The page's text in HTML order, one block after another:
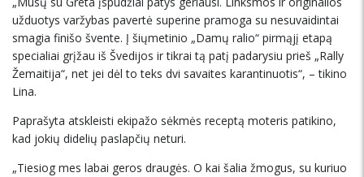
užduotys varžybas pavertė superine pramoga su nesuvaidintai
smagia finišo švente. Į šiųmetinio „Damų ralio“ pirmąjį etapą
specialiai grįžau iš Švedijos ir tikrai tą patį padarysiu prieš „Rally
Žemaitija“, net jei dėl to teks dvi savaites karantinuotis“, – tikino
Lina.
Paprašyta atskleisti ekipažo sėkmės receptą moteris patikino,
kad jokių didelių paslapčių neturi.
„Tiesiog mes labai geros draugės. O kai šalia žmogus, su kuriuo